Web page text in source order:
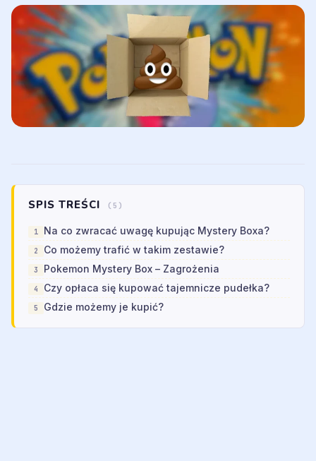
SPIS TREŚCI (5)
Na co zwracać uwagę kupując Mystery Boxa?
Co możemy trafić w takim zestawie?
Pokemon Mystery Box – Zagrożenia
Czy opłaca się kupować tajemnicze pudełka?
Gdzie możemy je kupić?